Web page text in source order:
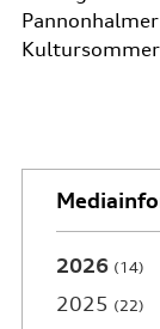
2026 14
2025 22